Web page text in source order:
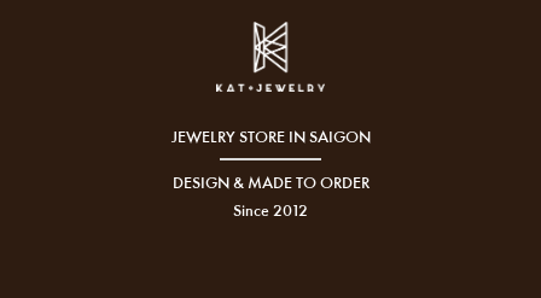
JEWELRY STORE IN SAIGON
DESIGN & MADE TO ORDER
Since 2012